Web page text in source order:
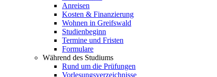
Anreisen
Kosten & Finanzierung
Wohnen in Greifswald
Studienbeginn
Termine und Fristen
Formulare
Während des Studiums
Rund um die Prüfungen
Vorlesungsverzeichnisse